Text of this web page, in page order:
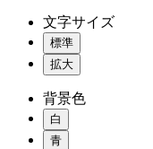
文字サイズ
標準
拡大
背景色
白
青